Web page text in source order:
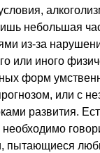
небольшая
из-за
или иного
форм
или с
развития.
пытающиеся